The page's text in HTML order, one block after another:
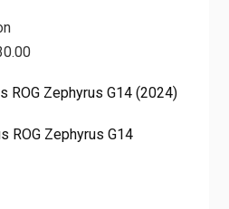
ROG Zephyrus G14